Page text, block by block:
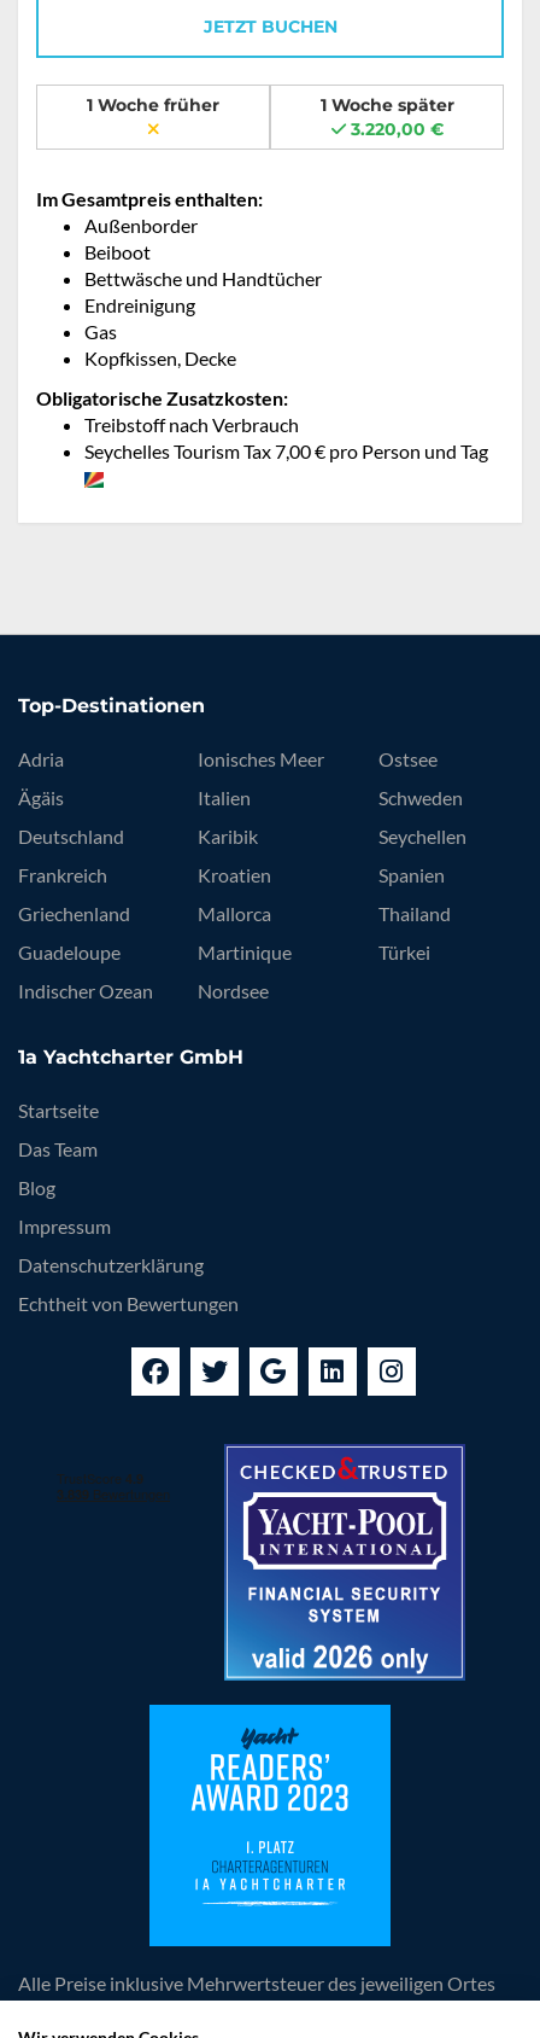
JETZT BUCHEN
1 Woche früher
1 Woche später
3.220,00 €
Im Gesamtpreis enthalten:
Außenborder
Beiboot
Bettwäsche und Handtücher
Endreinigung
Gas
Kopfkissen, Decke
Obligatorische Zusatzkosten:
Treibstoff nach Verbrauch
Seychelles Tourism Tax 7,00 € pro Person und Tag
Top-Destinationen
Adria
Ägäis
Deutschland
Frankreich
Griechenland
Guadeloupe
Indischer Ozean
Ionisches Meer
Italien
Karibik
Kroatien
Mallorca
Martinique
Nordsee
Ostsee
Schweden
Seychellen
Spanien
Thailand
Türkei
1a Yachtcharter GmbH
Startseite
Das Team
Blog
Impressum
Datenschutzerklärung
Echtheit von Bewertungen
Alle Preise inklusive Mehrwertsteuer des jeweiligen Ortes